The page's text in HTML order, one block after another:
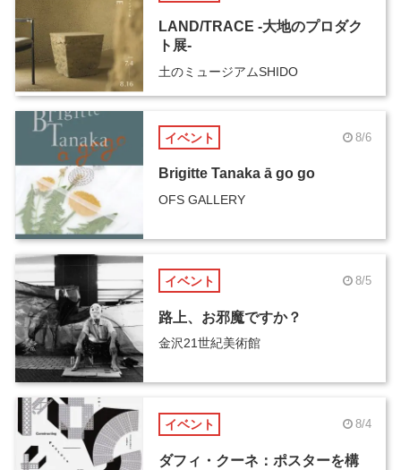
LAND/TRACE -大地のプロダク
ト展-
土のミュージアムSHIDO
イベント 8/6
Brigitte Tanaka ā go go
OFS GALLERY
イベント 8/5
路上、お邪魔ですか？
金沢21世紀美術館
イベント 8/4
ダフィ・クーネ：ポスターを構